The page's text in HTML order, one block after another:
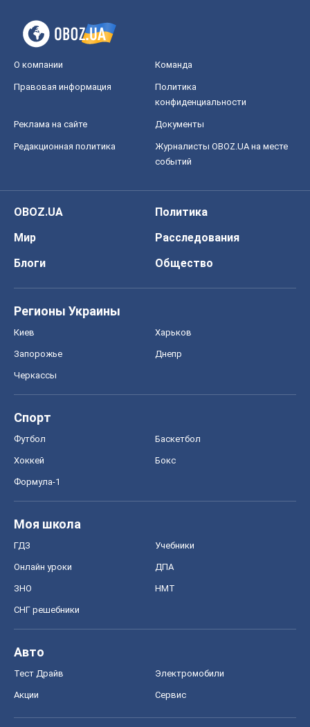
О компании Команда
Правовая информация
Политика
конфиденциальности
Реклама на сайте Документы
Редакционная политика
Журналисты OBOZ.UA на месте
событий
OBOZ.UA
Политика
Мир
Расследования
Блоги
Общество
Регионы Украины
Киев Харьков
Запорожье Днепр
Черкассы
Спорт
Футбол Баскетбол
Хоккей Бокс
Формула-1
Моя школа
ГДЗ Учебники
Онлайн уроки ДПА
ЗНО НМТ
СНГ решебники
Авто
Тест Драйв Электромобили
Акции Сервис